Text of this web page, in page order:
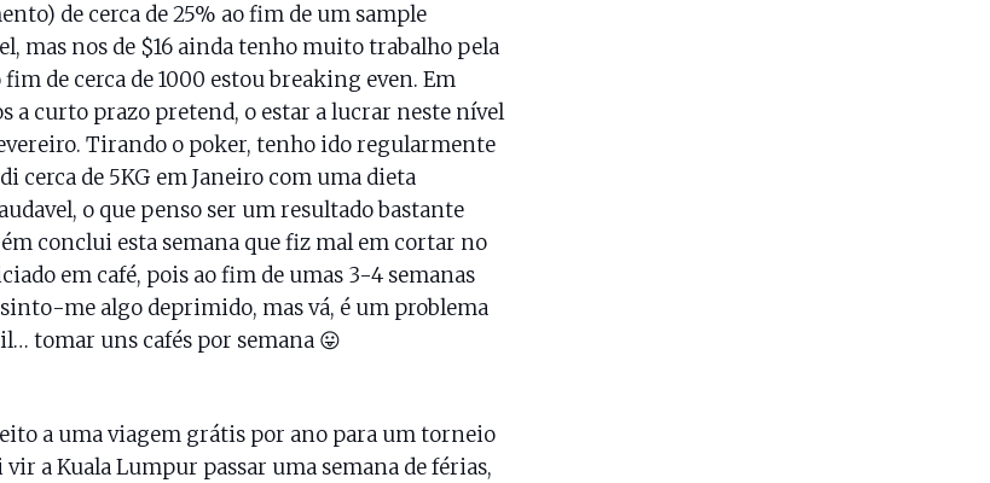
de cerca de 25% ao fim de um sample
mas nos de $16 ainda tenho muito trabalho pela
de cerca de 1000 estou breaking even. Em
a curto prazo pretend, o estar a lucrar neste nível
Tirando o poker, tenho ido regularmente
cerca de 5KG em Janeiro com uma dieta
o que penso ser um resultado bastante
conclui esta semana que fiz mal em cortar no
em café, pois ao fim de umas 3-4 semanas
me algo deprimido, mas vá, é um problema
tomar uns cafés por semana 😛
a uma viagem grátis por ano para um torneio
a Kuala Lumpur passar uma semana de férias,